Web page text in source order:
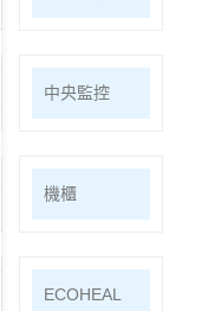
中央監控
機櫃
ECOHEAL